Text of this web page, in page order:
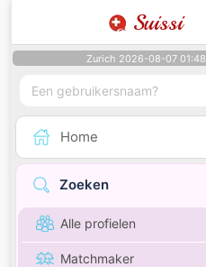
Suissi
Zurich 2026-08-07 01:48
Home
Zoeken
Alle profielen
Matchmaker